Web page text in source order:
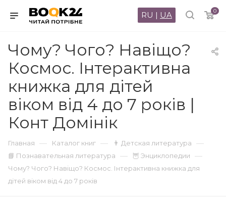
0
RU | UA
Чому? Чого? Навіщо?
Космос. Інтерактивна
книжка для дітей
віком від 4 до 7 років |
Конт Домінік
Главная — Каталог книг — 👨 Детская литература —
📘 Познавательная литература — 🦉 Энциклопедии —
Чому? Чого? Навіщо? Космос. Інтерактивна книжка для
дітей віком від 4 до 7 років